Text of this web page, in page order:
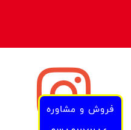
فروش و مشاوره